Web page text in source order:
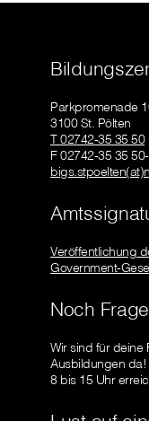
Parkpromenade
3100 St. Pölten
T 02742-35 35 50
F 02742-35 35
Veröffentlichung
Government-
Noch
Wir sind für deine
Ausbildungen da!
8 bis 15 Uhr